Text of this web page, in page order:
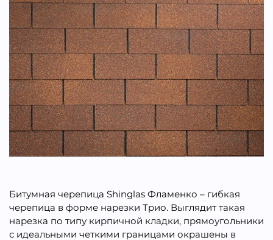
Битумная черепица Shinglas Фламенко – гибкая
черепица в форме нарезки Трио. Выглядит такая
нарезка по типу кирпичной кладки, прямоугольники
с идеальными четкими границами окрашены в